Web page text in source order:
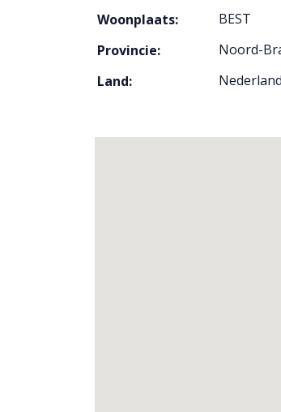
Woonplaats:
BEST
Provincie:
Noord-
Land:
Nederland